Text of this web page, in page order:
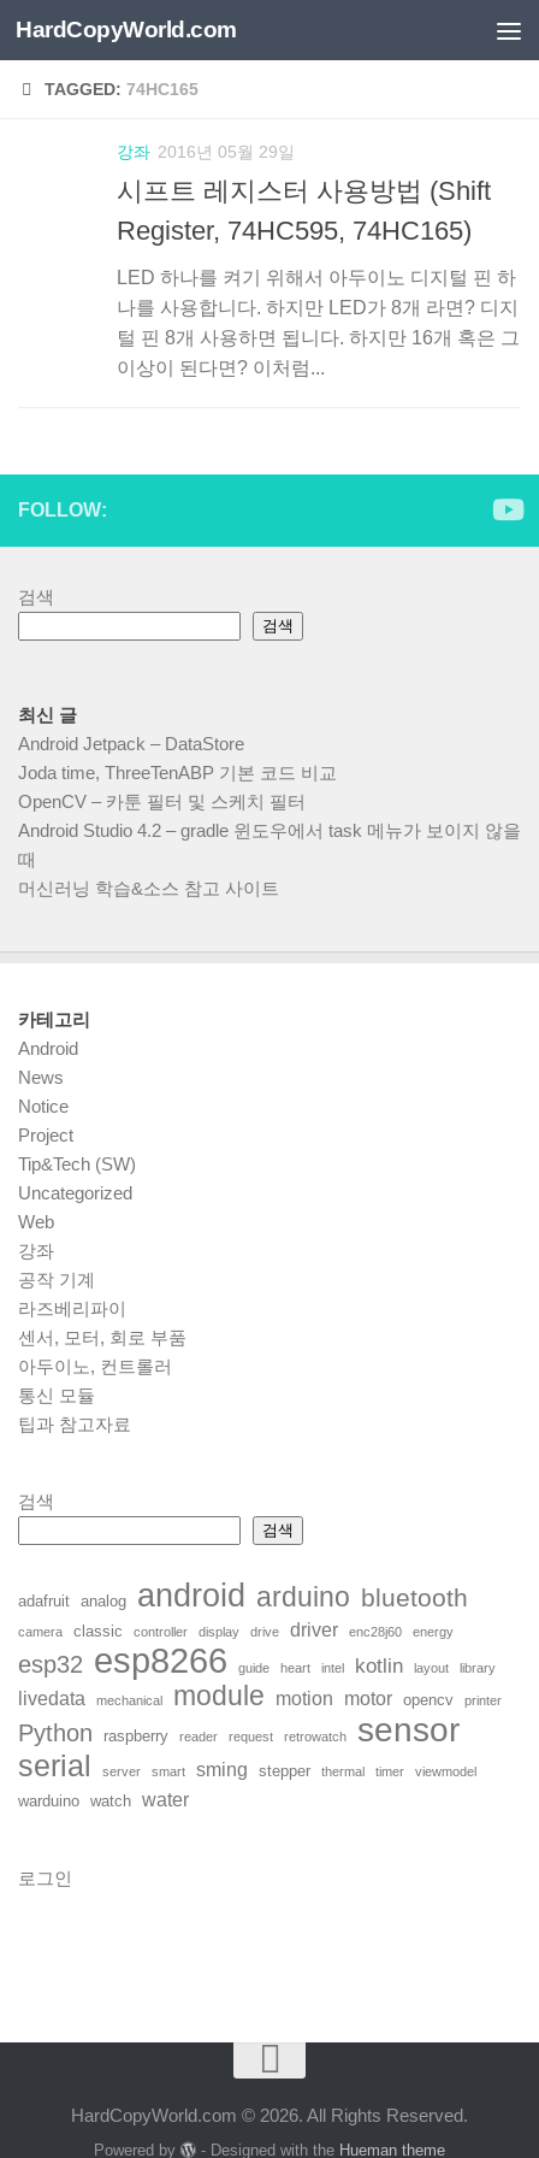
Skip to content
HardCopyWorld.com
TAGGED: 74HC165
강좌 2016년 05월 29일
시프트 레지스터 사용방법 (Shift
Register, 74HC595, 74HC165)
LED 하나를 켜기 위해서 아두이노 디지털 핀 하
나를 사용합니다. 하지만 LED가 8개 라면? 디지
털 핀 8개 사용하면 됩니다. 하지만 16개 혹은 그
이상이 된다면? 이처럼...
FOLLOW:
검색
검색
최신 글
Android Jetpack – DataStore
Joda time, ThreeTenABP 기본 코드 비교
OpenCV – 카툰 필터 및 스케치 필터
Android Studio 4.2 – gradle 윈도우에서 task 메뉴가 보이지 않을
때
머신러닝 학습&소스 참고 사이트
카테고리
Android
News
Notice
Project
Tip&Tech (SW)
Uncategorized
Web
강좌
공작 기계
라즈베리파이
센서, 모터, 회로 부품
아두이노, 컨트롤러
통신 모듈
팁과 참고자료
검색
검색
adafruit analog android arduino bluetooth
camera classic controller display drive driver enc28j60 energy
esp32 esp8266 guide heart intel kotlin layout library
livedata mechanical module motion motor opencv printer
Python raspberry reader request retrowatch sensor
serial server smart sming stepper thermal timer viewmodel
warduino watch water
로그인
HardCopyWorld.com © 2026. All Rights Reserved.
Powered by - Designed with the Hueman theme